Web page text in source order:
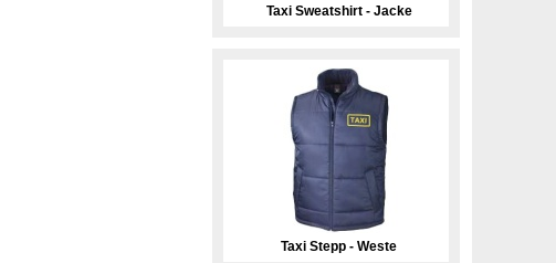
Taxi Sweatshirt - Jacke
Taxi Stepp - Weste